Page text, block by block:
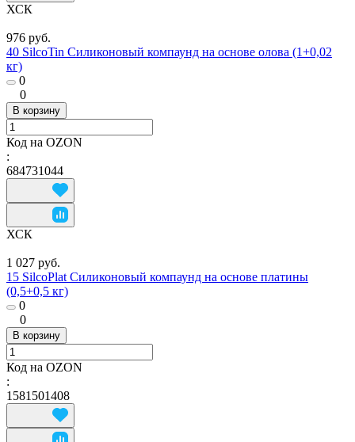
ХСК
976 руб.
40 SilcoTin Силиконовый компаунд на основе олова (1+0,02
кг)
0
0
В корзину
Код на OZON
:
684731044
ХСК
1 027 руб.
15 SilcoPlat Силиконовый компаунд на основе платины
(0,5+0,5 кг)
0
0
В корзину
Код на OZON
:
1581501408